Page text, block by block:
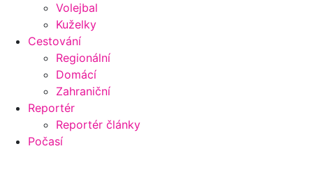
Volejbal
Kuželky
Cestování
Regionální
Domácí
Zahraniční
Reportér
Reportér články
Počasí